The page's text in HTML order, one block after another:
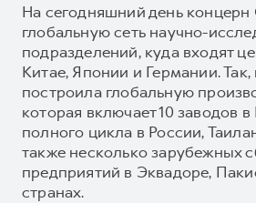
На сегодняшний день концерн
глобальную сеть научно-
подразделений, куда входят
Китае, Японии и Германии.
построила глобальную
которая включает 10 заводов
полного цикла в России,
также несколько зарубежных
предприятий в Эквадоре,
странах.